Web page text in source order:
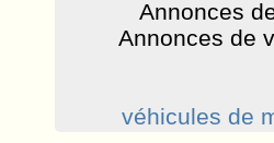
Annonces
Annonces de
véhicules de